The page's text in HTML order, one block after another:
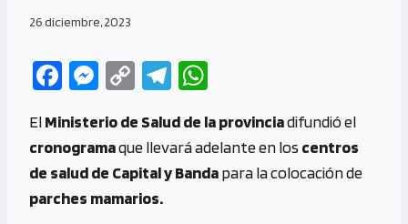
26 diciembre, 2023
Fa
b
o
o
M
se
n
g
C
py
Li
n
Te
gr
a
at
s
A
ElMinisterio de Saludde la provinciadifundió el
cronogramaque llevará adelante en los centros
de salud de Capital y Bandapara la colocación de
parches mamarios.